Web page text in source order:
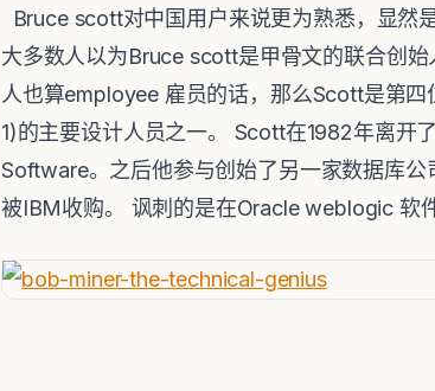
Bruce scott对中国用户来说更为熟悉，显
大多数人以为Bruce scott是甲骨文的联合创
人也算employee 雇员的话，那么Scott是第
1)的主要设计人员之一。 Scott在1982年离开
Software。之后他参与创始了另一家数据库
被IBM收购。 讽刺的是在Oracle weblogic